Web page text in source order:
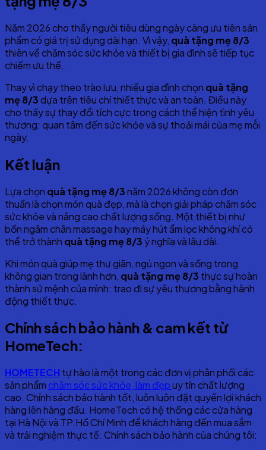
Năm 2026 cho thấy người tiêu dùng ngày càng ưu tiên sản
phẩm có giá trị sử dụng dài hạn. Vì vậy, quà tặng mẹ 8/3
thiên về chăm sóc sức khỏe và thiết bị gia đình sẽ tiếp tục
chiếm ưu thế.
Thay vì chạy theo trào lưu, nhiều gia đình chọn quà tặng
mẹ 8/3dựa trên tiêu chí thiết thực và an toàn. Điều này
cho thấy sự thay đổi tích cực trong cách thể hiện tình yêu
thương: quan tâm đến sức khỏe và sự thoải mái của mẹ mỗi
ngày.
Kết luận
Lựa chọn quà tặng mẹ 8/3năm 2026 không còn đơn
thuần là chọn món quà đẹp, mà là chọn giải pháp chăm sóc
sức khỏe và nâng cao chất lượng sống. Một thiết bị như
bồn ngâm chân massage hay máy hút ẩm lọc không khí có
thể trở thành quà tặng mẹ 8/3 ý nghĩa và lâu dài.
Khi món quà giúp mẹ thư giãn, ngủ ngon và sống trong
không gian trong lành hơn, quà tặng mẹ 8/3 thực sự hoàn
thành sứ mệnh của mình: trao đi sự yêu thương bằng hành
động thiết thực.
Chính sách bảo hành & cam kết từ
HomeTech:
HOMETECH tự hào là một trong các đơn vị phân phối các
sản phẩm chăm sóc sức khỏe, làm đẹpuy tín chất lượng
cao. Chính sách bảo hành tốt, luôn luôn đặt quyền lợi khách
hàng lên hàng đầu. HomeTech có hệ thống các cửa hàng
tại Hà Nội và TP.Hồ Chí Minh để khách hàng đến mua sắm
và trải nghiệm thực tế. Chính sách bảo hành của chúng tôi: